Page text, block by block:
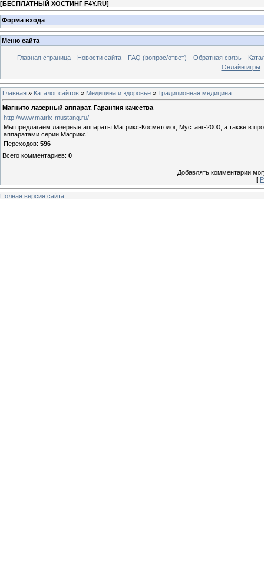
[БЕСПЛАТНЫЙ ХОСТИНГ F4Y.RU]
Форма входа
Меню сайта
Главная страница Новости сайта FAQ (вопрос/ответ) Обратная связь
Онлайн игры
Главная » Каталог сайтов » Медицина и здоровье » Традиционная медицина
Магнито лазерный аппарат. Гарантия качества
http://www.matrix-mustang.ru/
Мы предлагаем лазерные аппараты Матрикс-Косметолог, Мустанг-2000, а также в
аппаратами серии Матрикс!
Переходов: 596
Всего комментариев: 0
Добавлять комментарии
[
Полная версия сайта